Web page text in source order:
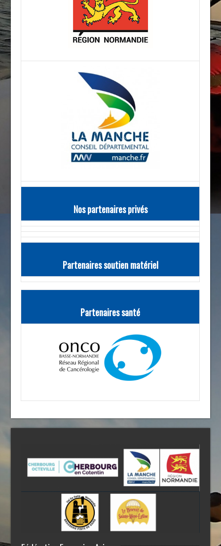
Nos partenaires privés
Partenaires soutien matériel
Partenaires santé